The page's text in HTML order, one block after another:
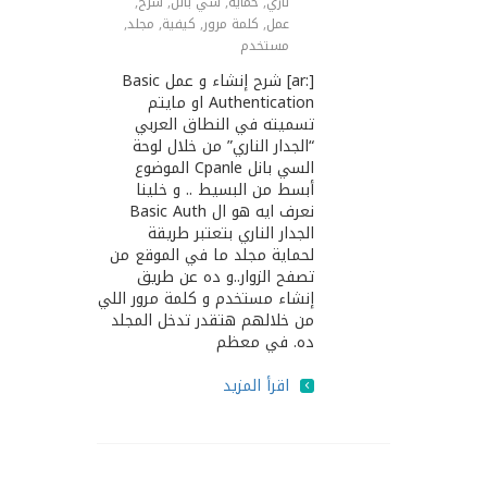
عمل, كلمة مرور, كيفية, مجلد,
مستخدم
[:ar] شرح إنشاء و عمل Basic
Authentication او مايتم
تسميته في النطاق العربي
“الجدار الناري” من خلال لوحة
السي بانل Cpanle الموضوع
أبسط من البسيط .. و خلينا
نعرف ايه هو ال Basic Auth
الجدار الناري بتعتبر طريقة
لحماية مجلد ما في الموقع من
تصفح الزوار..و ده عن طريق
إنشاء مستخدم و كلمة مرور اللي
من خلالهم هتقدر تدخل المجلد
ده. في معظم
اقرأ المزيد